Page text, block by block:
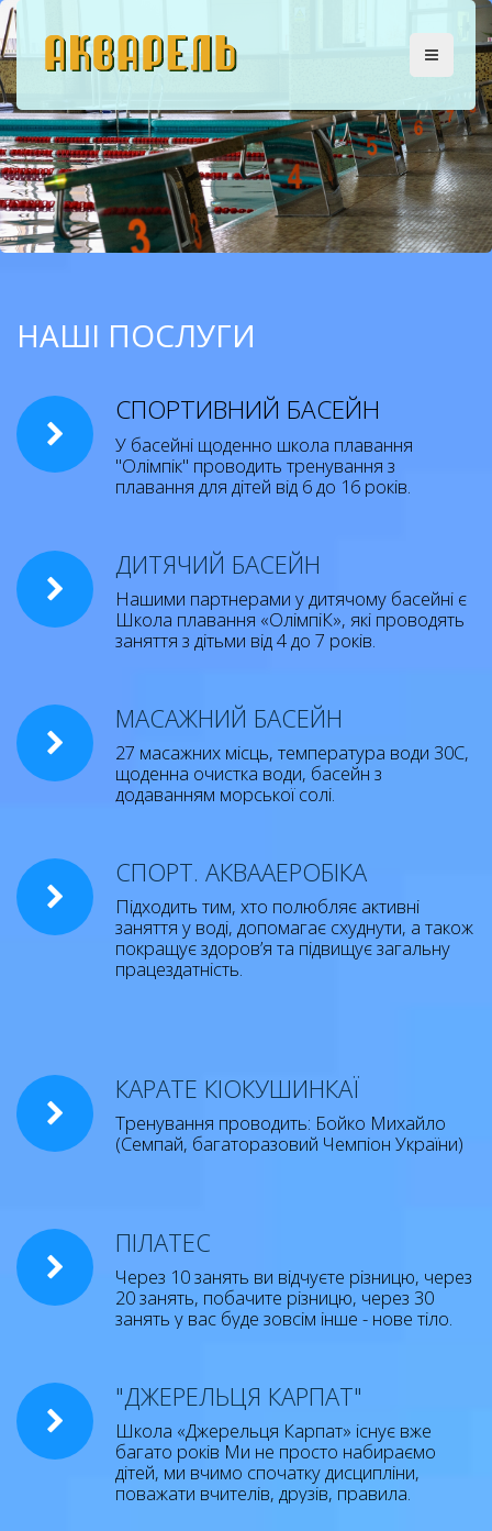
НАШІ ПОСЛУГИ
СПОРТИВНИЙ БАСЕЙН
У басейні щоденно школа плавання
"Олімпік" проводить тренування з
плавання для дітей від 6 до 16 років.
ДИТЯЧИЙ БАСЕЙН
Нашими партнерами у дитячому басейні є
Школа плавання «ОлімпіК», які проводять
заняття з дітьми від 4 до 7 років.
МАСАЖНИЙ БАСЕЙН
27 масажних місць, температура води 30С,
щоденна очистка води, басейн з
додаванням морської солі.
СПОРТ. АКВААЕРОБІКА
Підходить тим, хто полюбляє активні
заняття у воді, допомагає схуднути, а також
покращує здоров’я та підвищує загальну
працездатність.
КАРАТЕ КІОКУШИНКАЇ
Тренування проводить: Бойко Михайло
(Семпай, багаторазовий Чемпіон України)
ПІЛАТЕС
Через 10 занять ви відчуєте різницю, через
20 занять, побачите різницю, через 30
занять у вас буде зовсім інше - нове тіло.
"ДЖЕРЕЛЬЦЯ КАРПАТ"
Школа «Джерельця Карпат» існує вже
багато років Ми не просто набираємо
дітей, ми вчимо спочатку дисципліни,
поважати вчителів, друзів, правила.